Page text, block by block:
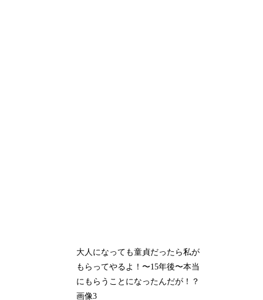
大人になっても童貞だったら私が
もらってやるよ！〜15年後〜本当
にもらうことになったんだが！？
画像3